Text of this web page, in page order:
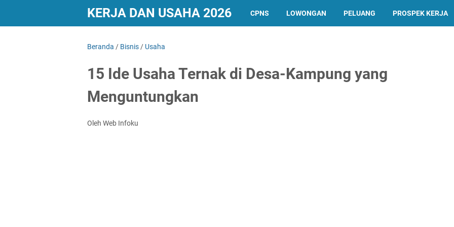
KERJA DAN USAHA 2026 CPNS LOWONGAN PELUANG PROSPEK KERJA
Beranda / Bisnis / Usaha
15 Ide Usaha Ternak di Desa-Kampung yang
Menguntungkan
Oleh Web Infoku